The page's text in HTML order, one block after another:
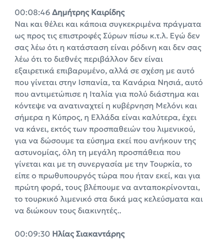
00:08:46 Δημήτρης Καιρίδης
Ναι και θέλει και κάποια συγκεκριμένα πράγματα
ως προς τις επιστροφές Σύρων πίσω κ.τ.λ. Εγώ δεν
σας λέω ότι η κατάσταση είναι ρόδινη και δεν σας
λέω ότι το διεθνές περιβάλλον δεν είναι
εξαιρετικά επιβαρυμένο, αλλά σε σχέση με αυτό
που γίνεται στην Ισπανία, τα Κανάρια Νησιά, αυτό
που αντιμετώπισε η Ιταλία για πολύ διάστημα και
κόντεψε να ανατιναχτεί η κυβέρνηση Μελόνι και
σήμερα η Κύπρος, η Ελλάδα είναι καλύτερα, έχει
να κάνει, εκτός των προσπαθειών του λιμενικού,
για να δώσουμε τα εύσημα εκεί που ανήκουν της
αστυνομίας, όλη τη μεγάλη προσπάθεια που
γίνεται και με τη συνεργασία με την Τουρκία, το
είπε ο πρωθυπουργός τώρα που ήταν εκεί, και για
πρώτη φορά, τους βλέπουμε να ανταποκρίνονται,
το τουρκικό λιμενικό στα δικά μας κελεύσματα και
να διώκουν τους διακινητές..
00:09:30 Ηλίας Σιακαντάρης